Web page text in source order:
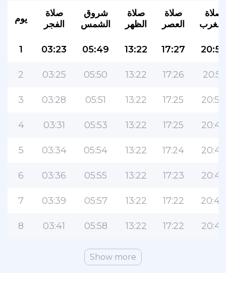
يوم
صلاة
الفجر
شروق
الشمس
صلاة
الظهر
صلاة
العصر
صلاة
1 03:23 05:49 13:22 17:27 20:53
2 03:25 05:50 13:22 17:26 20:51
3 03:28 05:51 13:22 17:25 20:50
4 03:31 05:53 13:22 17:25 20:48
5 03:34 05:54 13:22 17:24 20:47
6 03:36 05:55 13:22 17:23 20:45
7 03:39 05:57 13:22 17:22 20:44
8 03:41 05:58 13:22 17:22 20:42
Show more